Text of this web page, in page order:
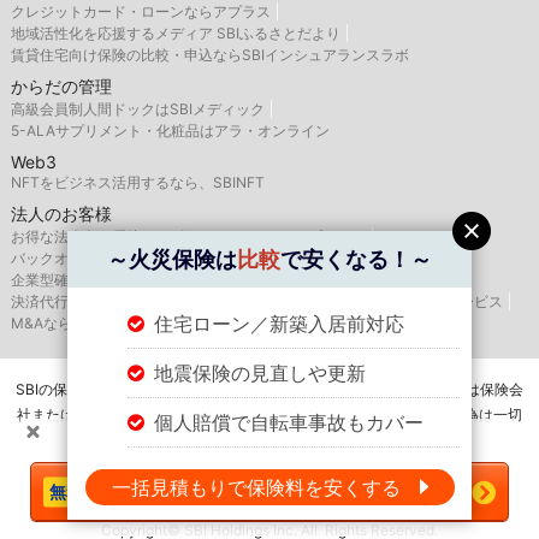
クレジットカード・ローンならアプラス
地域活性化を応援するメディア SBIふるさとだより
賃貸住宅向け保険の比較・申込ならSBIインシュアランスラボ
からだの管理
高級会員制人間ドックはSBIメディック
5-ALAサプリメント・化粧品はアラ・オンライン
Web3
NFTをビジネス活用するなら、SBINFT
法人のお客様
お得な法人向け優待サービスならSBIバリュープレイス
バックオフィス支援はSBIビジネス・ソリューションズ
企業型確定拠出年金のSBIベネフィット・システムズ
決済代行サービスはゼウス
航空機・船舶リースならSBIリーシングサービス
M&AならSBI辻・本郷M&A
SBIの保険比較インズウェブを運営するSBIホールディングス株式会社は保険会
社または保険代理店ではありませんので、保険の媒介・募集・販売行為は一切
Copyright© SBI Holdings Inc. All Rights Reserved.
～火災保険は比較で安くなる！～
住宅ローン／新築入居前対応
地震保険の見直しや更新
個人賠償で自転車事故もカバー
一括見積もりで保険料を安くする
＼火災保険は比較で安くなる！／
今すぐ一括見積もりへ